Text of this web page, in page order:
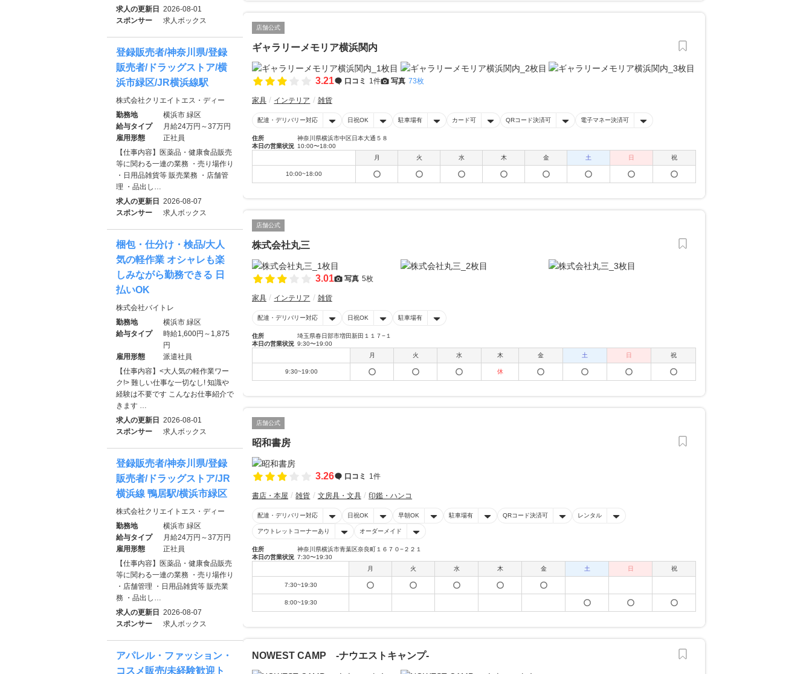
店舗公式
ギャラリーメモリア横浜関内
3.21 口コミ 1件 写真 73枚
家具 インテリア 雑貨
配達・デリバリー対応 日祝OK 駐車場有 カード可 QRコード決済可 電子マネー決済可
住所
神奈川県横浜市中区日本大通５８
本日の営業状況 10:00〜18:00
月
火 水 木 金 土 日 祝
10:00~18:00
店舗公式
株式会社丸三
3.01 写真 5枚
家具 インテリア 雑貨
配達・デリバリー対応 日祝OK 駐車場有
住所
埼玉県春日部市増田新田１１７−１
本日の営業状況 9:30〜19:00
月
火 水 木 金 土 日 祝
9:30~19:00 休
店舗公式
昭和書房
3.26 口コミ 1件
書店・本屋 雑貨 文房具・文具 印鑑・ハンコ
配達・デリバリー対応 日祝OK 早朝OK 駐車場有 QRコード決済可 レンタル
アウトレットコーナーあり オーダーメイド
住所
神奈川県横浜市青葉区奈良町１６７０−２２１
本日の営業状況 7:30〜19:30
月
火 水 木 金 土 日 祝
7:30~19:30
8:00~19:30
NOWEST CAMP -ナウエストキャンプ-
求人の更新日
2026-08-01
スポンサー
求人ボックス
登録販売者/神奈川県/登録
販売者/ドラッグストア/横
浜市緑区/JR横浜線駅
株式会社クリエイトエス・ディー
勤務地
横浜市 緑区
給与タイプ
月給24万円～37万円
雇用形態
正社員
【仕事内容】医薬品・健康食品販売
等に関わる一連の業務 ・売り場作り
・日用品雑貨等 販売業務 ・店舗管
理 ・品出し…
求人の更新日
2026-08-07
スポンサー
求人ボックス
梱包・仕分け・検品/大人
気の軽作業 オシャレも楽
しみながら勤務できる 日
払いOK
株式会社バイトレ
勤務地
横浜市 緑区
給与タイプ
時給1,600円～1,875
円
雇用形態
派遣社員
【仕事内容】<大人気の軽作業ワー
ク!> 難しい仕事な一切なし! 知識や
経験は不要です こんなお仕事紹介で
きます …
求人の更新日
2026-08-01
スポンサー
求人ボックス
登録販売者/神奈川県/登録
販売者/ドラッグストア/JR
横浜線 鴨居駅/横浜市緑区
株式会社クリエイトエス・ディー
勤務地
横浜市 緑区
給与タイプ
月給24万円～37万円
雇用形態
正社員
【仕事内容】医薬品・健康食品販売
等に関わる一連の業務 ・売り場作り
・店舗管理 ・日用品雑貨等 販売業
務 ・品出し…
求人の更新日
2026-08-07
スポンサー
求人ボックス
アパレル・ファッション・
コスメ販売/未経験歓迎ト